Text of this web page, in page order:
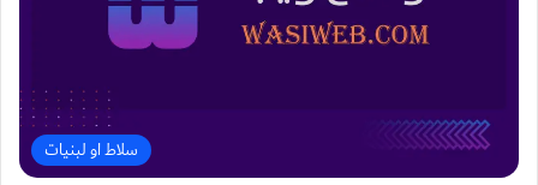
سلاط او لبنیات